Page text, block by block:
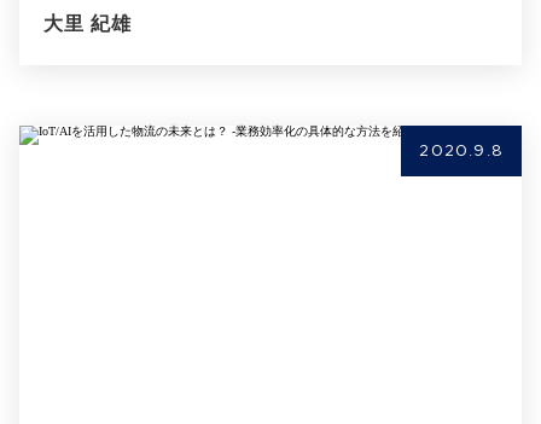
大里 紀雄
2020.9.8